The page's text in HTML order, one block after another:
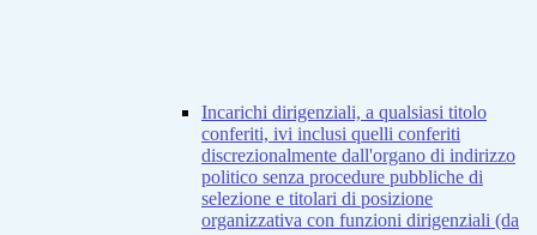
Incarichi dirigenziali, a qualsiasi titolo
conferiti, ivi inclusi quelli conferiti
discrezionalmente dall'organo di indirizzo
politico senza procedure pubbliche di
selezione e titolari di posizione
organizzativa con funzioni dirigenziali (da